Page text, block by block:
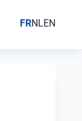
FRNLEN